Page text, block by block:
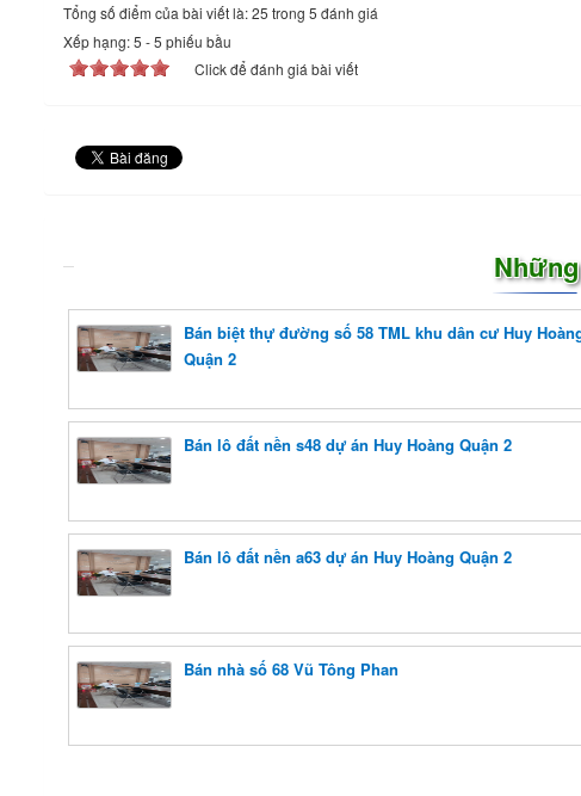
Tổng số điểm của bài viết là: 25 trong 5 đánh giá
Xếp hạng:5 -5 phiếu bầu
Click để đánh giá bài viết
Bán biệt thự đường số 58 TML khu dân cư Huy
Quận 2
Bán lô đất nền s48 dự án Huy Hoàng Quận 2
Bán lô đất nền a63 dự án Huy Hoàng Quận 2
Bán nhà số 68 Vũ Tông Phan